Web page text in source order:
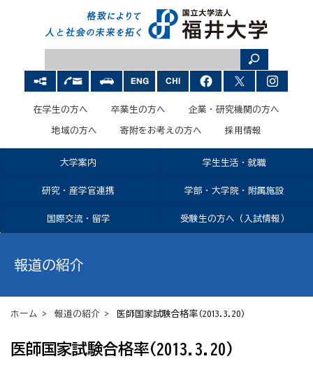
在学生の方へ 卒業生の方へ 企業・研究機関の方へ
地域の方へ 寄附をお考えの方へ 採用情報
大学案内 学生生活・就職
研究・産学官連携 学部・大学院・附属施設
国際交流・留学 受験生の方へ（入試情報）
報道の紹介
ホーム > 報道の紹介 > 医師国家試験合格率(2013.3.20)
医師国家試験合格率(2013.3.20)